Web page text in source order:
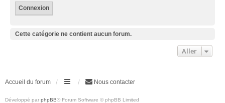
Cette catégorie ne contient aucun forum.
Aller
Accueil du forum Nous contacter
Développé par phpBB® Forum Software © phpBB Limited